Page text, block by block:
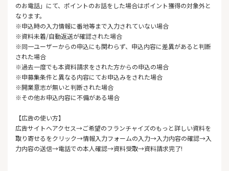
のお電話」にて、ポイントのお話をした場合はポイント獲得の対象外と
なります。
※申込時の入力情報に番地等まで入力されていない場合
※資料未着/自動返送が確認された場合
※同一ユーザーからの申込にも関わらず、申込内容に差異があると判断
された場合
※過去一度でも本資料請求をされた方からの申込の場合
※申募集条件と異なる内容にてお申込みをされた場合
※開業意志が無いと判断された場合
※その他お申込内容に不備がある場合
【広告の使い方】
広告サイトへアクセス→ご希望のフランチャイズのもっと詳しい資料を
取り寄せるをクリック→情報入力フォームの入力→入力内容の確認→入
力内容の送信→電話での本人確認→資料受取→資料請求完了!